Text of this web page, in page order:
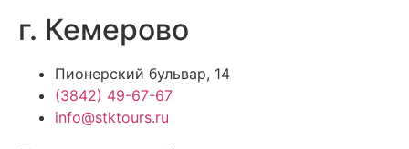
г. Кемерово
Пионерский бульвар, 14
(3842) 49-67-67
info@stktours.ru